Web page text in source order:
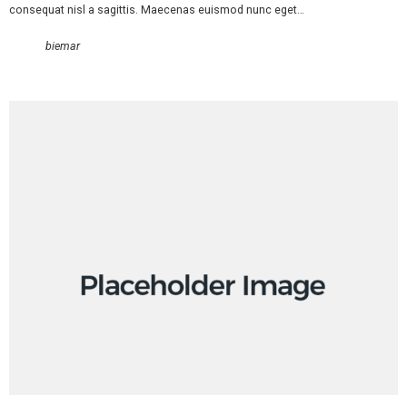
consequat nisl a sagittis. Maecenas euismod nunc eget…
biemar